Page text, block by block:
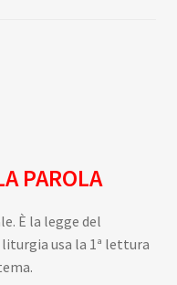
PAROLA
È la legge del
usa la 1ª lettura